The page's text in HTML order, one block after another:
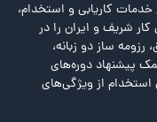
کاریابی و استخدام،
شریف و ایران را در
ساز دو زبانه،
پیشنهاد دوره‌های
استخدام از ویژگی‌های